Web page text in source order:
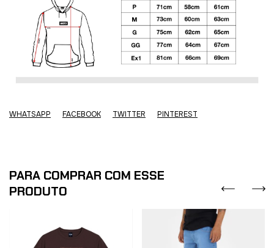
WHATSAPP FACEBOOK TWITTER PINTEREST
PARA COMPRAR COM ESSE
PRODUTO